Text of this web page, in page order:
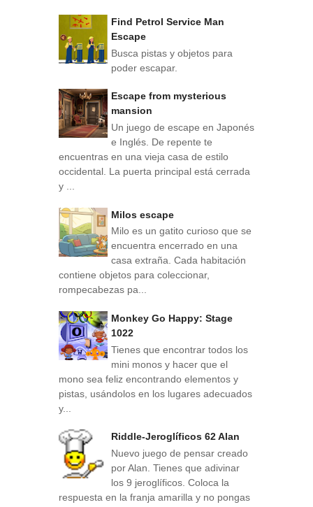
Find Petrol Service Man
Escape
Busca pistas y objetos para
poder escapar.
Escape from mysterious
mansion
Un juego de escape en Japonés
e Inglés. De repente te
encuentras en una vieja casa de estilo
occidental. La puerta principal está cerrada
y ...
Milos escape
Milo es un gatito curioso que se
encuentra encerrado en una
casa extraña. Cada habitación
contiene objetos para coleccionar,
rompecabezas pa...
Monkey Go Happy: Stage
1022
Tienes que encontrar todos los
mini monos y hacer que el
mono sea feliz encontrando elementos y
pistas, usándolos en los lugares adecuados
y...
Riddle-Jeroglíficos 62 Alan
Nuevo juego de pensar creado
por Alan. Tienes que adivinar
los 9 jeroglíficos. Coloca la
respuesta en la franja amarilla y no pongas